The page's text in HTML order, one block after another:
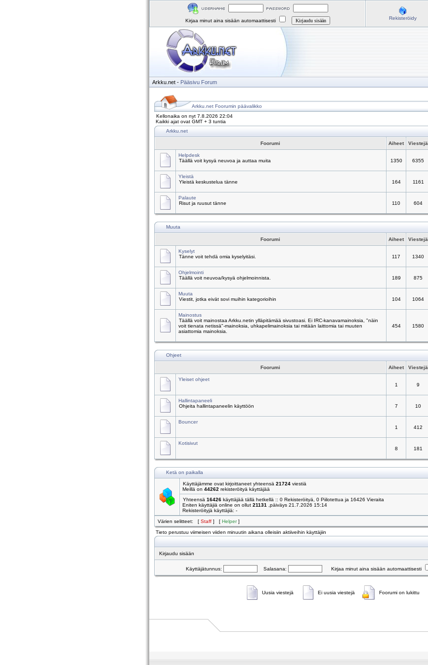
Kirjaa minut aina sisään automaattisesti Rekisteröidy
Arkku.net - Pääsivu Forum
Arkku.net Foorumin päävalikko
Kellonaika on nyt 7.8.2026 22:04
Kaikki ajat ovat GMT + 3 tuntia
Arkku.net
Foorumi Aiheet Viestejä
Helpdesk
Täällä voit kysyä neuvoa ja auttaa muita
1350 6355
Yleistä
Yleistä keskustelua tänne
164 1161
Palaute
Risut ja ruusut tänne
110 604
Muuta
Foorumi Aiheet Viestejä
Kyselyt
Tänne voit tehdä omia kyselyitäsi.
117 1340
Ohjelmointi
Täällä voit neuvoa/kysyä ohjelmoinnista.
189 875
Muuta
Viestit, jotka eivät sovi muihin kategorioihin
104 1064
Mainostus
Täällä voit mainostaa Arkku.netin ylläpitämää sivustoasi. Ei IRC-kanavamainoksia, "näin
voit tienata netissä"-mainoksia, uhkapelimainoksia tai mitään laittomia tai muuten
asiattomia mainoksia.
454 1580
Ohjeet
Foorumi Aiheet Viestejä
Yleiset ohjeet
1
9
Hallintapaneeli
Ohjeita hallintapaneelin käyttöön
7 10
Bouncer
1
412
Kotisivut
8
181
Ketä on paikalla
Käyttäjämme ovat kirjoittaneet yhteensä 21724 viestiä
Meillä on 44262 rekisteröityä käyttäjää
Yhteensä 16426 käyttäjää tällä hetkellä :: 0 Rekisteröityä, 0 Piilotettua ja 16426 Vieraita
Eniten käyttäjiä online on ollut 21131
,päiväys 21.7.2026 15:14
Rekisteröityjä käyttäjiä: -
Värien selitteet: [ Staff ] [ Helper]
Tieto perustuu viimeisen viiden minuutin aikana olleisiin aktiiveihin käyttäjiin
Kirjaudu sisään
Käyttäjätunnus: Salasana: Kirjaa minut aina sisään automaattisesti
Uusia viestejä Ei uusia viestejä Foorumi on lukittu